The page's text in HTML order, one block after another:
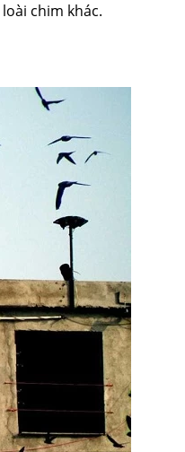
chim khác.